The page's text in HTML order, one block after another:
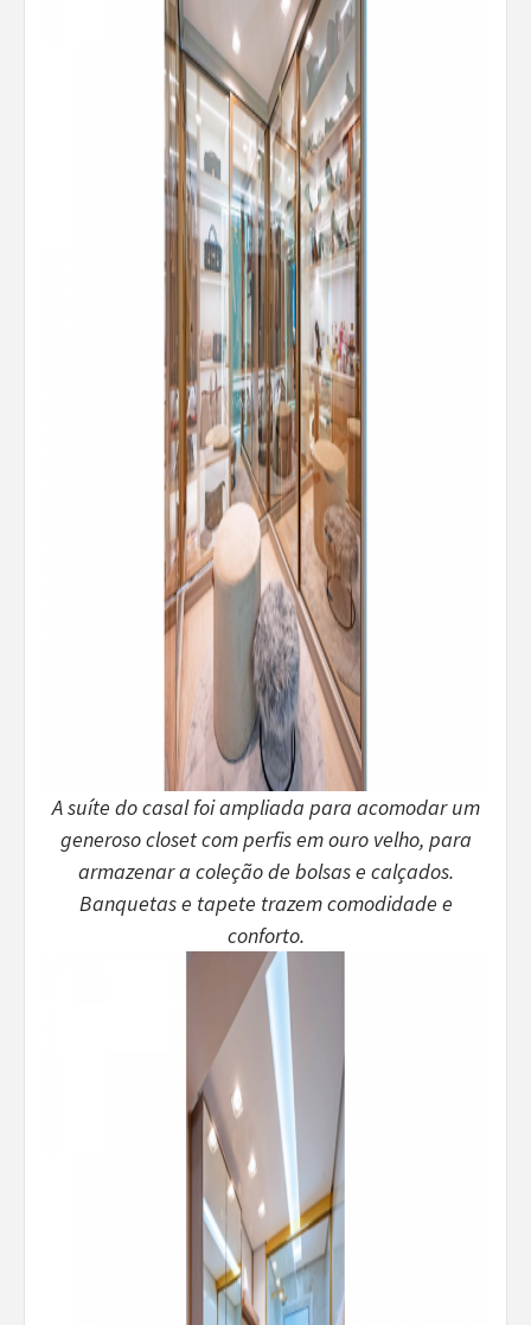
A suíte do casal foi ampliada para acomodar um
generoso closet com perfis em ouro velho, para
armazenar a coleção de bolsas e calçados.
Banquetas e tapete trazem comodidade e
conforto.